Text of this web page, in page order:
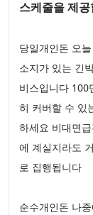
스케줄을 제
당일개인돈 오
소지가 있는 긴
비스입니다 100
히 커버할 수 있
하세요 비대면
에 계실지라도
로 집행됩니다
순수개인돈 나